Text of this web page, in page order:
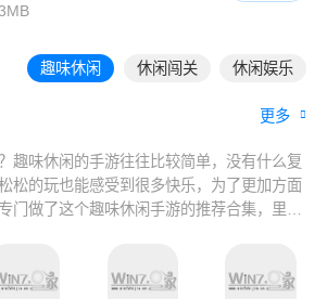
趣味休闲 休闲闯关 休闲娱乐
更多
趣味休闲的手游往往比较简单，没有什么复
松的玩也能感受到很多快乐，为了更加方面
门做了这个趣味休闲手游的推荐合集，里面